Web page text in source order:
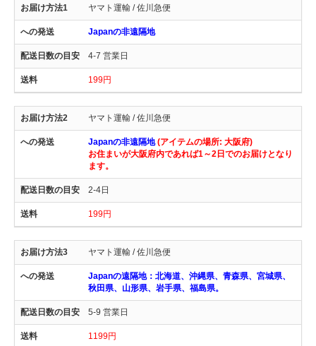
ヤマト運輸 / 佐川急便
Japanの非遠隔地
4-7 営業日
199円
ヤマト運輸 / 佐川急便
Japanの非遠隔地(アイテムの場所: 大阪府)
お住まいが大阪府内であれば1～2日でのお届けとなり
ます。
2-4日
199円
ヤマト運輸 / 佐川急便
Japanの遠隔地：北海道、沖縄県、青森県、宮城県、
秋田県、山形県、岩手県、福島県。
5-9 営業日
1199円